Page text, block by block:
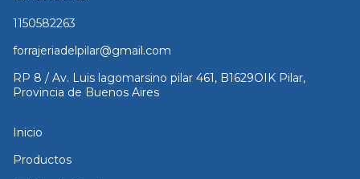
1150582263
forrajeriadelpilar@gmail.com
RP 8 / Av. Luis lagomarsino pilar 461, B1629OIK Pilar,
Provincia de Buenos Aires
Inicio
Productos